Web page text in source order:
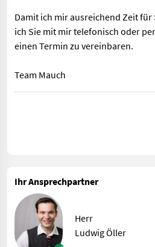
Damit ich mir ausreichend Zeit
ich Sie mit mir telefonisch oder
einen Termin zu vereinbaren.
Team Mauch
Ausstattung: - Gelenkwelle -
Ihr Ansprechpartner
Herr
Ludwig Öller